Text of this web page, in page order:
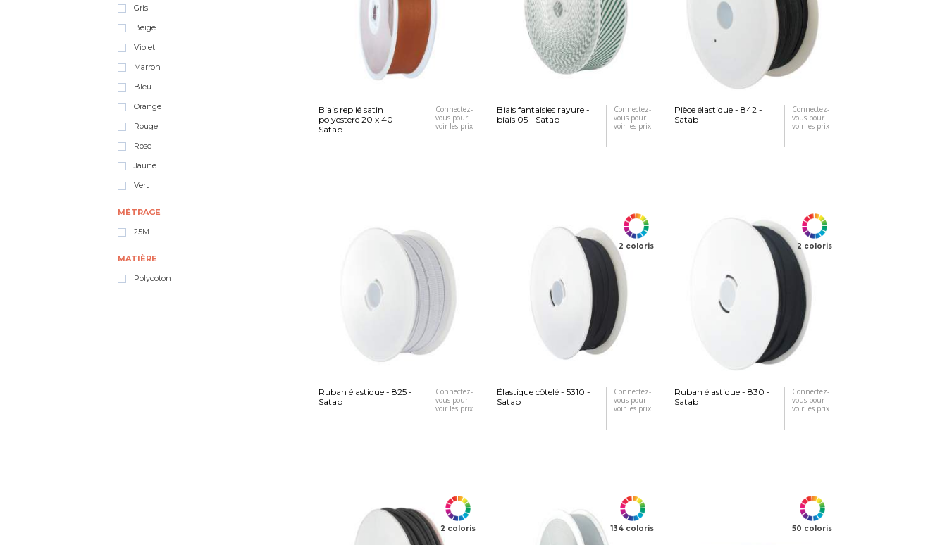
Gris
Beige
Violet
Marron
Bleu
Orange
Rouge
Rose
Jaune
Vert
MÉTRAGE
25M
MATIÈRE
Polycoton
Biais replié satin
polyestere 20 x 40 -
Satab
Connectez-
vous pour
voir les prix
Biais fantaisies rayure -
biais 05 - Satab
Connectez-
vous pour
voir les prix
Pièce élastique - 842 -
Satab
Connectez-
vous pour
voir les prix
Ruban élastique - 825 -
Satab
Connectez-
vous pour
voir les prix
2 coloris
Élastique côtelé - 5310 -
Satab
Connectez-
vous pour
voir les prix
2 coloris
Ruban élastique - 830 -
Satab
Connectez-
vous pour
voir les prix
2 coloris 134 coloris 50 coloris